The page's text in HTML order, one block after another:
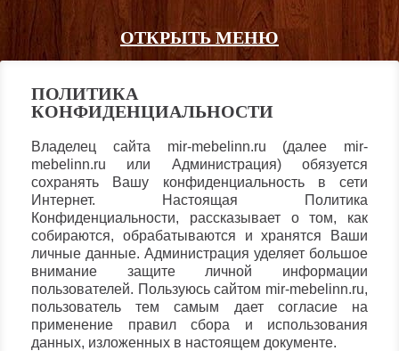
ОТКРЫТЬ МЕНЮ
ПОЛИТИКА
КОНФИДЕНЦИАЛЬНОСТИ
Владелец сайта mir-mebelinn.ru (далее mir-
mebelinn.ru или Администрация) обязуется
сохранять Вашу конфиденциальность в сети
Интернет. Настоящая Политика
Конфиденциальности, рассказывает о том, как
собираются, обрабатываются и хранятся Ваши
личные данные. Администрация уделяет большое
внимание защите личной информации
пользователей. Пользуюсь сайтом mir-mebelinn.ru,
пользователь тем самым дает согласие на
применение правил сбора и использования
данных, изложенных в настоящем документе.